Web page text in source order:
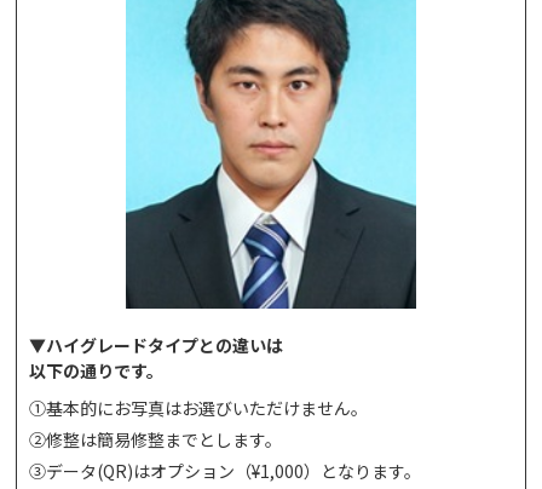
▼ハイグレードタイプとの違いは
以下の通りです。
①基本的にお写真はお選びいただけません。
②修整は簡易修整までとします。
③データ(QR)はオプション（¥1,000）となります。